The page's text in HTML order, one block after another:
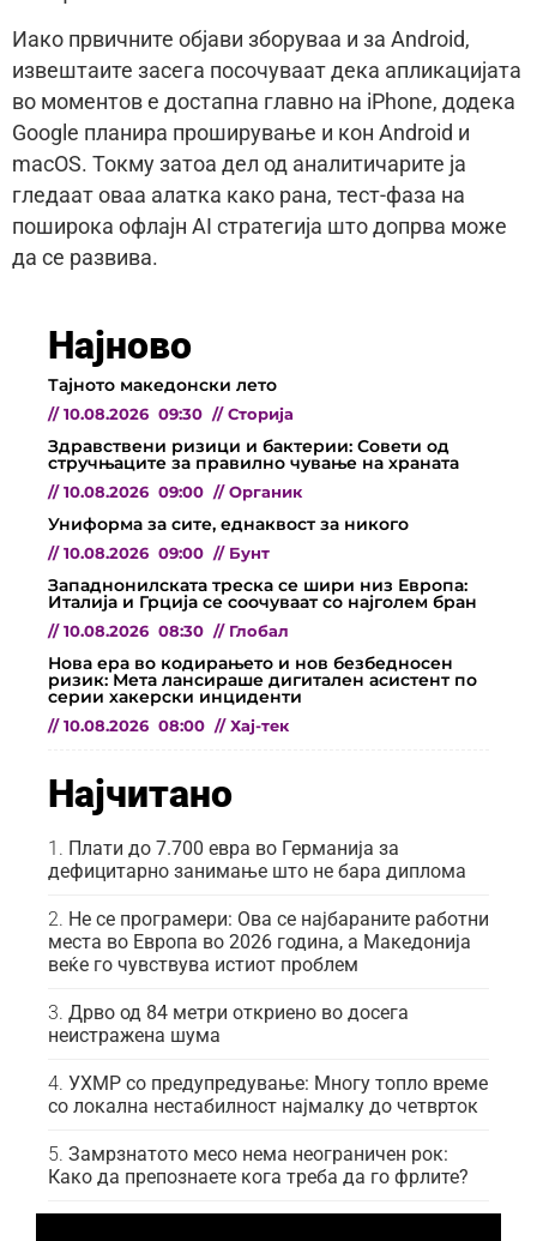
Иако првичните објави зборуваа и за Android,
извештаите засега посочуваат дека апликацијата
во моментов е достапна главно на iPhone, додека
Google планира проширување и кон Android и
macOS. Токму затоа дел од аналитичарите ја
гледаат оваа алатка како рана, тест-фаза на
поширока офлајн AI стратегија што допрва може
да се развива.
Најново
Тајното македонски лето
// 10.08.2026 09:30 // Сторија
Здравствени ризици и бактерии: Совети од
стручњаците за правилно чување на храната
// 10.08.2026 09:00 // Органик
Униформа за сите, еднаквост за никого
// 10.08.2026 09:00 // Бунт
Западнонилската треска се шири низ Европа:
Италија и Грција се соочуваат со најголем бран
// 10.08.2026 08:30 // Глобал
Нова ера во кодирањето и нов безбедносен
ризик: Мета лансираше дигитален асистент по
серии хакерски инциденти
// 10.08.2026 08:00 // Хај-тек
Најчитано
Плати до 7.700 евра во Германија за
дефицитарно занимање што не бара диплома
Не се програмери: Ова се најбараните работни
места во Европа во 2026 година, а Македонија
веќе го чувствува истиот проблем
Дрво од 84 метри откриено во досега
неистражена шума
УХМР со предупредување: Многу топло време
со локална нестабилност најмалку до четврток
Замрзнатото месо нема неограничен рок:
Како да препознаете кога треба да го фрлите?